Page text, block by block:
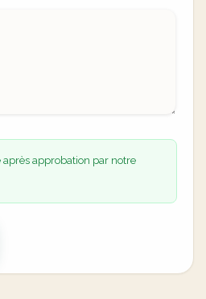
après approbation par notre